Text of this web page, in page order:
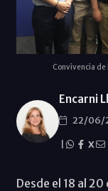
Convivencia de
Encarni
22/06/
X
Desde el 18 al